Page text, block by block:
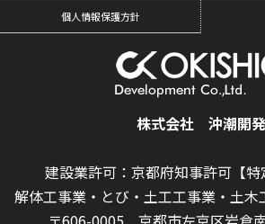
個人情報保護方針
株式会社 沖潮開発
建設業許可：京都府知事許可【特
解体工事業・とび・土工工事業・土